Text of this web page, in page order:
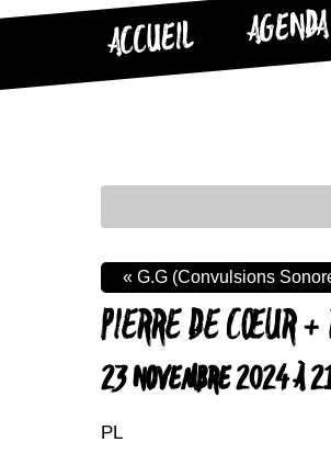
ACCUEIL AGENDA
PIERRE DE CŒUR
23 NOVEMBRE 2024 À
PL
« G.G (Convulsions